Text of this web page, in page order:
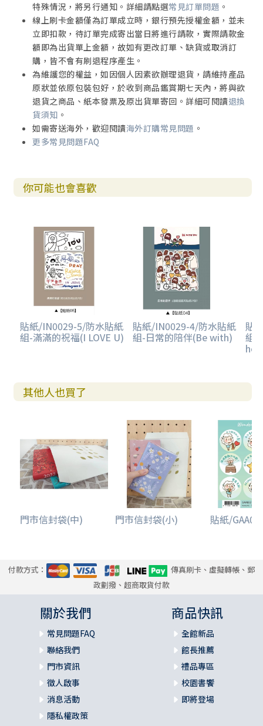
特殊情況，將另行通知。詳細請點選常見訂單問題 。
線上刷卡金額僅為訂單成立時，銀行預先授權金額，並未
立即扣款，待訂單完成寄出當日將進行請款，實際請款金
額即為出貨單上金額，故如有更改訂單、缺貨或取消訂
購，皆不會有刷退程序產生。
為維護您的權益，如因個人因素欲辦理退貨，請維持產品
原狀並依原包裝包好，於收到商品鑑賞期七天內，將與欲
退貨之商品、紙本發票及原出貨單寄回。詳細可閱讀退換
貨須知 。
如需寄送海外，歡迎閱讀海外訂購常見問題 。
更多常見問題FAQ
你可能也會喜歡
貼紙/IN0029-5/防水貼紙
組-滿滿的祝福(I LOVE U)
貼紙/IN0029-4/防水貼紙
組-日常的陪伴(Be with)
貼
組-
其他人也買了
門市信封袋(中) 門市信封袋(小) 貼紙/
付款方式：
傳真刷卡、虛擬轉帳、郵
政劃撥、超商取貨付款
關於我們
常見問題FAQ
聯絡我們
門市資訊
徵人啟事
消息活動
隱私權政策
商品快訊
全館新品
館長推薦
禮品專區
校園書饗
即將登場